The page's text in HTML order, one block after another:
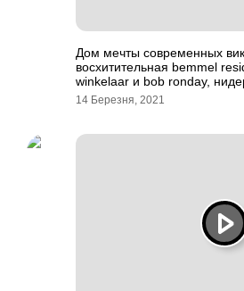
Дом мечты современных
восхитительная bemmel
winkelaar и bob ronday,
14 Березня, 2021